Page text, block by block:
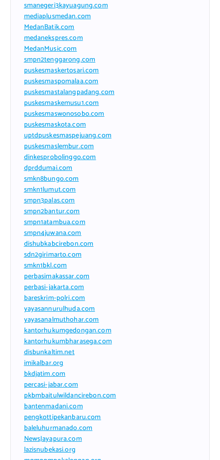
smanegeri3kayuagung.com
mediaplusmedan.com
MedanBatik.com
medanekspres.com
MedanMusic.com
smpn2tenggarong.com
puskesmaskertosari.com
puskesmaspomalaa.com
puskesmastalangpadang.com
puskesmaskemusu1.com
puskesmaswonosobo.com
puskesmaskota.com
uptdpuskesmaspejuang.com
puskesmaslembur.com
dinkesprobolinggo.com
dprddumai.com
smkn8bungo.com
smkn1lumut.com
smpn3palas.com
smpn2bantur.com
smpn1atambua.com
smpn4juwana.com
dishubkabcirebon.com
sdn2girimarto.com
smkn1bkl.com
perbasimakassar.com
perbasi-jakarta.com
bareskrim-polri.com
yayasannurulhuda.com
yayasanalmuthohar.com
kantorhukumgedongan.com
kantorhukumbharasega.com
disbunkaltim.net
imikalbar.org
bkdjatim.com
percasi-jabar.com
pkbmbaitulwildancirebon.com
bantenmadani.com
pengkottipekanbaru.com
baleluhurmanado.com
NewsJayapura.com
lazisnubekasi.org